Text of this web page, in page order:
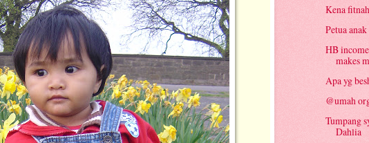
Kena fitnah
Petua
HB
makes
Apa yg
@umah
Tumpang
Dahlia